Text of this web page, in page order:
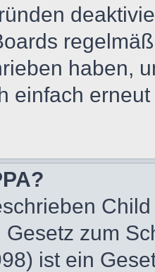
haben,
einfach
Gesetz zum
ist ein